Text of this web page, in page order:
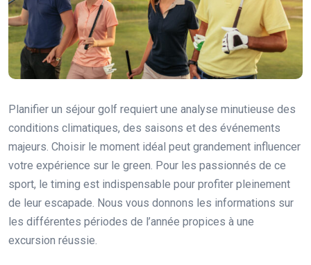
Planifier un séjour golf requiert une analyse minutieuse des
conditions climatiques, des saisons et des événements
majeurs. Choisir le moment idéal peut grandement influencer
votre expérience sur le green. Pour les passionnés de ce
sport, le timing est indispensable pour profiter pleinement
de leur escapade. Nous vous donnons les informations sur
les différentes périodes de l’année propices à une
excursion réussie.